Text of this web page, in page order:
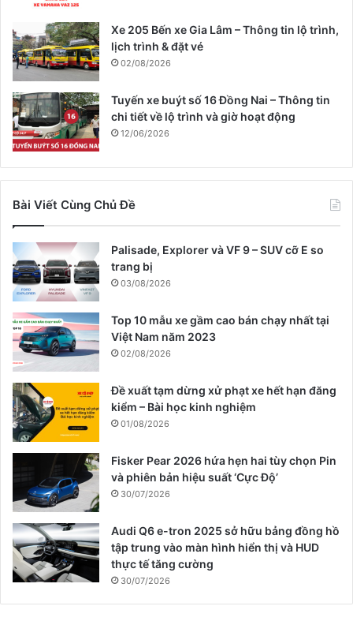
Xe 205 Bến xe Gia Lâm – Thông tin lộ trình,
lịch trình & đặt vé
02/08/2026
Tuyến xe buýt số 16 Đồng Nai – Thông tin
chi tiết về lộ trình và giờ hoạt động
12/06/2026
Bài Viết Cùng Chủ Đề
Palisade, Explorer và VF 9 – SUV cỡ E so
trang bị
03/08/2026
Top 10 mẫu xe gầm cao bán chạy nhất tại
Việt Nam năm 2023
02/08/2026
Đề xuất tạm dừng xử phạt xe hết hạn đăng
kiểm – Bài học kinh nghiệm
01/08/2026
Fisker Pear 2026 hứa hẹn hai tùy chọn Pin
và phiên bản hiệu suất ‘Cực Độ’
30/07/2026
Audi Q6 e-tron 2025 sở hữu bảng đồng hồ
tập trung vào màn hình hiển thị và HUD
thực tế tăng cường
30/07/2026